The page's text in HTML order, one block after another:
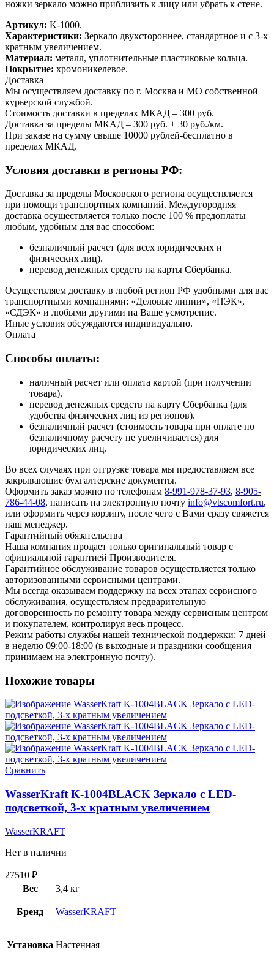
ножки зеркало можно приблизить к лицу или убрать к стене.
Артикул: K-1000.
Характеристики: Зеркало двухстороннее, стандартное и с 3-х
кратным увеличением.
Материал: металл, уплотнительные пластиковые кольца.
Покрытие: хромоникелевое.
Доставка
Мы осуществляем доставку по г. Москва и МО собственной
курьерской службой.
Стоимость доставки в пределах МКАД – 300 руб.
Доставка за пределы МКАД – 300 руб. + 30 руб./км.
При заказе на сумму свыше 10000 рублей-бесплатно в
пределах МКАД.
Условия доставки в регионы РФ:
Доставка за пределы Московского региона осуществляется
при помощи транспортных компаний. Междугородняя
доставка осуществляется только после 100 % предоплаты
любым, удобным для вас способом:
безналичный расчет (для всех юридических и
физических лиц).
перевод денежных средств на карты Сбербанка.
Осуществляем доставку в любой регион РФ удобными для вас
транспортными компаниями: «Деловые линии», «ПЭК»,
«СДЭК» и любыми другими на Ваше усмотрение.
Иные условия обсуждаются индивидуально.
Оплата
Способы оплаты:
наличный расчет или оплата картой (при получении
товара).
перевод денежных средств на карту Сбербанка (для
удобства физических лиц из регионов).
безналичный расчет (стоимость товара при оплате по
безналичному расчету не увеличивается) для
юридических лиц.
Во всех случаях при отгрузке товара мы предоставляем все
закрывающие бухгалтерские документы.
Оформить заказ можно по телефонам 8-991-978-37-93, 8-905-
786-44-08, написать на электронную почту info@vtscomfort.ru,
или оформить через корзину, после чего с Вами сразу свяжется
наш менеджер.
Гарантийный обязательства
Наша компания продает только оригинальный товар с
официальной гарантией Производителя.
Гарантийное обслуживание товаров осуществляется только
авторизованными сервисными центрами.
Мы всегда оказываем поддержку на всех этапах сервисного
обслуживания, осуществляем предварительную
договоренность по ремонту товара между сервисным центром
и покупателем, контролируя весь процесс.
Режим работы службы нашей технической поддержки: 7 дней
в неделю 09:00-18:00 (в выходные и праздники сообщения
принимаем на электронную почту).
Похожие товары
Сравнить
WasserKraft K-1004BLACK Зеркало с LED-
подсветкой, 3-х кратным увеличением
WasserKRAFT
Нет в наличии
27510 ₽
Вес
3,4 кг
Бренд WasserKRAFT
Установка Настенная